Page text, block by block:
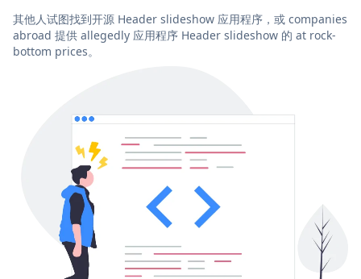
其他人试图找到开源 Header slideshow 应用程序，或 companies
abroad 提供 allegedly 应用程序 Header slideshow 的 at rock-
bottom prices。